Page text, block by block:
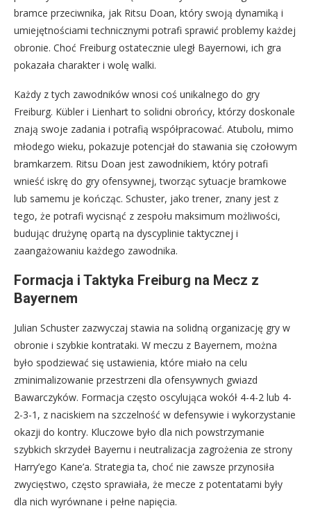
bramce przeciwnika, jak Ritsu Doan, który swoją dynamiką i
umiejętnościami technicznymi potrafi sprawić problemy każdej
obronie. Choć Freiburg ostatecznie uległ Bayernowi, ich gra
pokazała charakter i wolę walki.
Każdy z tych zawodników wnosi coś unikalnego do gry
Freiburg. Kübler i Lienhart to solidni obrońcy, którzy doskonale
znają swoje zadania i potrafią współpracować. Atubolu, mimo
młodego wieku, pokazuje potencjał do stawania się czołowym
bramkarzem. Ritsu Doan jest zawodnikiem, który potrafi
wnieść iskrę do gry ofensywnej, tworząc sytuacje bramkowe
lub samemu je kończąc. Schuster, jako trener, znany jest z
tego, że potrafi wycisnąć z zespołu maksimum możliwości,
budując drużynę opartą na dyscyplinie taktycznej i
zaangażowaniu każdego zawodnika.
Formacja i Taktyka Freiburg na Mecz z
Bayernem
Julian Schuster zazwyczaj stawia na solidną organizację gry w
obronie i szybkie kontrataki. W meczu z Bayernem, można
było spodziewać się ustawienia, które miało na celu
zminimalizowanie przestrzeni dla ofensywnych gwiazd
Bawarczyków. Formacja często oscylująca wokół 4-4-2 lub 4-
2-3-1, z naciskiem na szczelność w defensywie i wykorzystanie
okazji do kontry. Kluczowe było dla nich powstrzymanie
szybkich skrzydeł Bayernu i neutralizacja zagrożenia ze strony
Harry’ego Kane’a. Strategia ta, choć nie zawsze przynosiła
zwycięstwo, często sprawiała, że mecze z potentatami były
dla nich wyrównane i pełne napięcia.